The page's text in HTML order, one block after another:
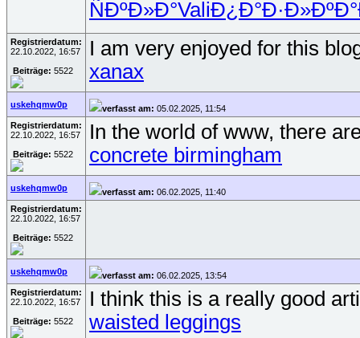
ÑÐºÐ»Ð°ValiÐ¿Ð°Ð·Ð»
Registrierdatum:
22.10.2022, 16:57
Beiträge: 5522
I am very enjoyed for this
xanax
uskehqmw0p verfasst am: 05.02.2025, 11:54
Registrierdatum:
22.10.2022, 16:57
Beiträge: 5522
In the world of www, there
concrete birmingham
uskehqmw0p verfasst am: 06.02.2025, 11:40
Registrierdatum:
22.10.2022, 16:57
Beiträge: 5522
uskehqmw0p verfasst am: 06.02.2025, 13:54
Registrierdatum:
22.10.2022, 16:57
Beiträge: 5522
I think this is a really good
waisted leggings